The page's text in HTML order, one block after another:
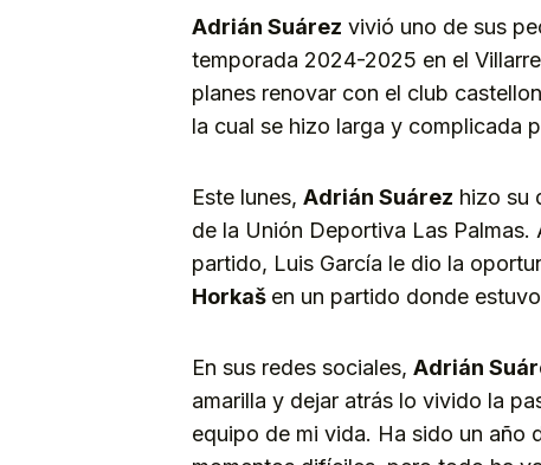
Adrián Suárez vivió uno de sus
temporada 2024-2025 en el
planes renovar con el club
la cual se hizo larga y complicada
Este lunes, Adrián Suárez hizo su
de la Unión Deportiva Las
partido, Luis García le dio la
Horkaš en un partido donde
En sus redes sociales, Adrián
amarilla y dejar atrás lo vivido la
equipo de mi vida. Ha sido un año